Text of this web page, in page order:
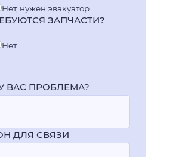
Нет, нужен эвакуатор
ЗАПЧАСТИ?
Нет
ВАС ПРОБЛЕМА?
ДЛЯ СВЯЗИ